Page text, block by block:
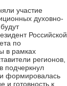
участие
духовно-
Российской
по
в рамках
регионов,
подчеркнул
формировалась
и готовность к